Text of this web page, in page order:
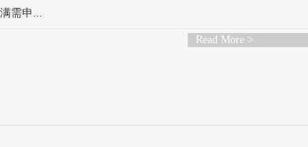
需申...
Read More >